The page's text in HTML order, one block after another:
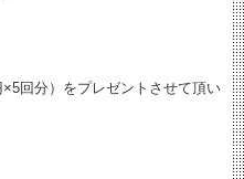
回分）をプレゼントさせて頂い